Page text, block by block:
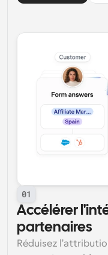
01
Accélérer
partenaires
Réduisez